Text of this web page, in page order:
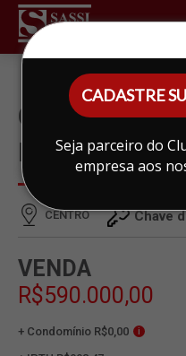
CADASTRE
Seja parceiro do
empresa aos
CASA À
LIMEIRA
CENTRO Chave
VENDA
R$590.000,00
+ Condomínio R$0,00 i